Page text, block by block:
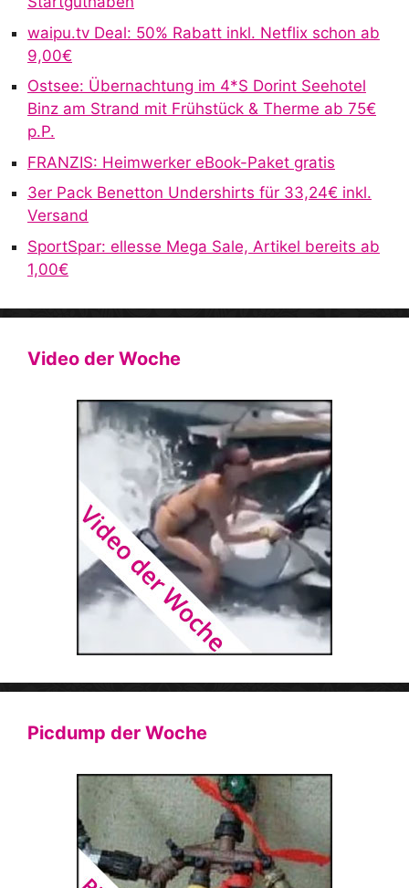
t waipu.tv Deal: 50% Rabatt inkl. Netflix schon ab
9,00€
Ostsee: Übernachtung im 4*S Dorint Seehotel
Binz am Strand mit Frühstück & Therme ab 75€
p.P.
FRANZIS: Heimwerker eBook-Paket gratis
3er Pack Benetton Undershirts für 33,24€ inkl.
Versand
SportSpar: ellesse Mega Sale, Artikel bereits ab
1,00€
Video der Woche
Picdump der Woche